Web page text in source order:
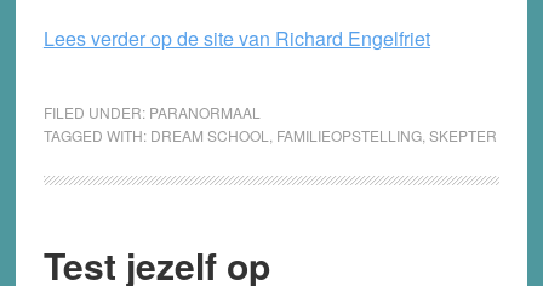
Lees verder op de site van Richard Engelfriet
FILED UNDER: PARANORMAAL
TAGGED WITH: DREAM SCHOOL FAMILIEOPSTELLING, SKEPTER
Test jezelf op